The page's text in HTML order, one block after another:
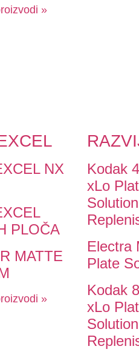
»
NX
PLOČA
MATTE
»
Kodak
xLo
Electra
Plate
Kodak
xLo